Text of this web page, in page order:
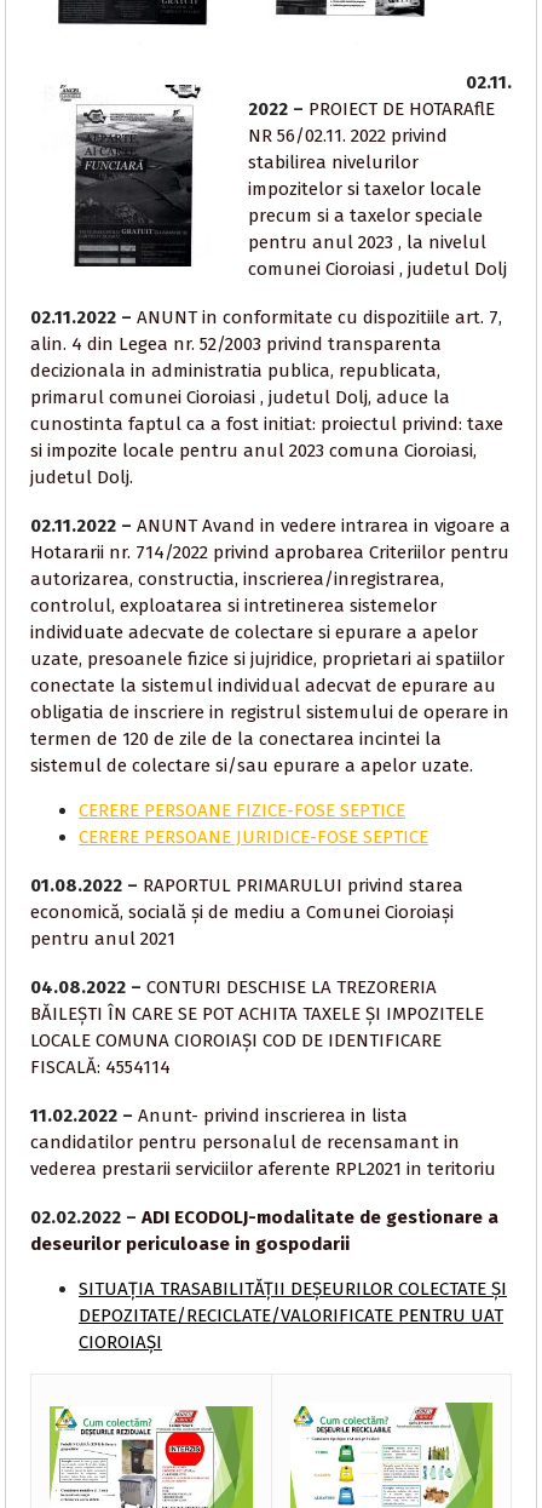
02.11.
2022 – PROIECT DE HOTARAflE
NR 56/02.11. 2022 privind
stabilirea nivelurilor
impozitelor si taxelor locale
precum si a taxelor speciale
pentru anul 2023 , la nivelul
comunei Cioroiasi , judetul Dolj
02.11.2022 – ANUNT in conformitate cu dispozitiile art. 7,
alin. 4 din Legea nr. 52/2003 privind transparenta
decizionala in administratia publica, republicata,
primarul comunei Cioroiasi , judetul Dolj, aduce la
cunostinta faptul ca a fost initiat: proiectul privind: taxe
si impozite locale pentru anul 2023 comuna Cioroiasi,
judetul Dolj.
02.11.2022 – ANUNT Avand in vedere intrarea in vigoare a
Hotararii nr. 714/2022 privind aprobarea Criteriilor pentru
autorizarea, constructia, inscrierea/inregistrarea,
controlul, exploatarea si intretinerea sistemelor
individuate adecvate de colectare si epurare a apelor
uzate, presoanele fizice si jujridice, proprietari ai spatiilor
conectate la sistemul individual adecvat de epurare au
obligatia de inscriere in registrul sistemului de operare in
termen de 120 de zile de la conectarea incintei la
sistemul de colectare si/sau epurare a apelor uzate.
CERERE PERSOANE FIZICE-FOSE SEPTICE
CERERE PERSOANE JURIDICE-FOSE SEPTICE
01.08.2022 – RAPORTUL PRIMARULUI privind starea
economică, socială și de mediu a Comunei Cioroiași
pentru anul 2021
04.08.2022 – CONTURI DESCHISE LA TREZORERIA
BĂILEȘTI ÎN CARE SE POT ACHITA TAXELE ȘI IMPOZITELE
LOCALE COMUNA CIOROIAȘI COD DE IDENTIFICARE
FISCALĂ: 4554114
11.02.2022 – Anunt- privind inscrierea in lista
candidatilor pentru personalul de recensamant in
vederea prestarii serviciilor aferente RPL2021 in teritoriu
02.02.2022 – ADI ECODOLJ-modalitate de gestionare a
deseurilor periculoase in gospodarii
SITUAȚIA TRASABILITĂȚII DEȘEURILOR COLECTATE ȘI
DEPOZITATE/RECICLATE/VALORIFICATE PENTRU UAT
CIOROIAȘI